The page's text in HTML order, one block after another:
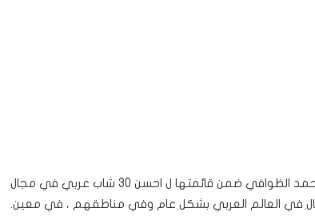
اختارت مجلة فوربس الامريكية الشاب التونسي محمد الظوافي ضمن قائمتها ل احسن 30 شاب عربي في مجال
في العالم العربي بشكل عام وفي مناطقهم ، في معين.